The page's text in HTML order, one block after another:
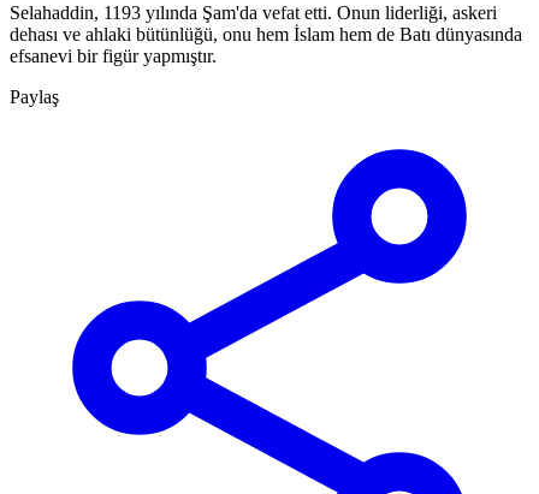
Selahaddin, 1193 yılında Şam'da vefat etti. Onun liderliği, askeri
dehası ve ahlaki bütünlüğü, onu hem İslam hem de Batı dünyasında
efsanevi bir figür yapmıştır.
Paylaş